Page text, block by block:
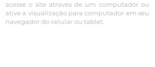
acesse o site através de um computador ou
ative a visualização para computador em seu
navegador do celular ou tablet.